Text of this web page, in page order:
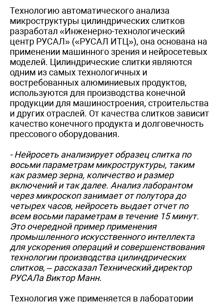
Технологию автоматического анализа
микроструктуры цилиндрических слитков
разработал «Инженерно-технологический
центр РУСАЛ» («РУСАЛ ИТЦ»), она основана на
применении машинного зрения и нейросетевых
моделей. Цилиндрические слитки являются
одним из самых технологичных и
востребованных алюминиевых продуктов,
используются для производства конечной
продукции для машиностроения, строительства
и других отраслей. От качества слитков зависит
качество конечного продукта и долговечность
прессового оборудования.
- Нейросеть анализирует образец слитка по
восьми параметрам микроструктуры, таким
как размер зерна, количество и размер
включений и так далее. Анализ лаборантом
через микроскоп занимает от полутора до
четырех часов, нейросеть выдает отчет по
всем восьми параметрам в течение 15 минут.
Это очередной пример применения
промышленного искусственного интеллекта
для ускорения операций и совершенствования
технологии производства цилиндрических
слитков, – рассказал Технический директор
РУСАЛа Виктор Манн.
Технология уже применяется в лаборатории